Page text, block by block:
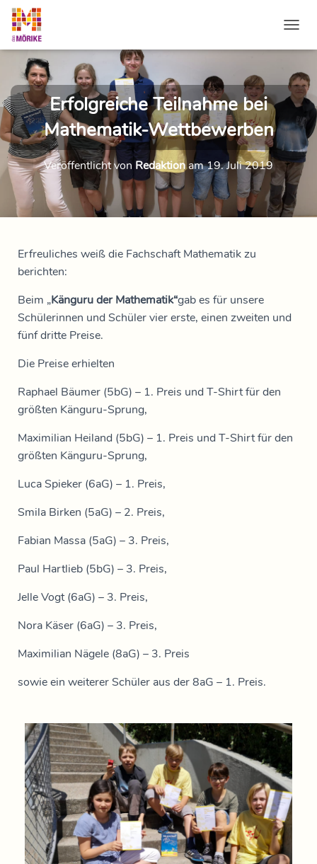
Erfolgreiche Teilnahme bei
Mathematik-Wettbewerben
Veröffentlicht von Redaktionam19. Juli 2019
Erfreuliches weiß die Fachschaft Mathematik zu
berichten:
Beim „Känguru der Mathematik“gab es für unsere
Schülerinnen und Schüler vier erste, einen zweiten und
fünf dritte Preise.
Die Preise erhielten
Raphael Bäumer (5bG) – 1. Preis und T-Shirt für den
größten Känguru-Sprung,
Maximilian Heiland (5bG) – 1. Preis und T-Shirt für den
größten Känguru-Sprung,
Luca Spieker (6aG) – 1. Preis,
Smila Birken (5aG) – 2. Preis,
Fabian Massa (5aG) – 3. Preis,
Paul Hartlieb (5bG) – 3. Preis,
Jelle Vogt (6aG) – 3. Preis,
Nora Käser (6aG) – 3. Preis,
Maximilian Nägele (8aG) – 3. Preis
sowie ein weiterer Schüler aus der 8aG – 1. Preis.